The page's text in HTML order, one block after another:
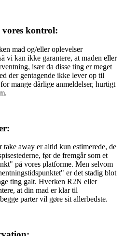
vores kontrol:
mad og/eller oplevelser
vi kan ikke garantere, at maden eller
især da disse ting er meget
der gentagende ikke lever op til
mange dårlige anmeldelser, hurtigt
away er altid kun estimerede, de
før de fremgår som et
på vores platforme. Men selvom
er det stadig blot
ting galt. Hverken R2N eller
at din mad er klar til
parter vil gøre sit allerbedste.